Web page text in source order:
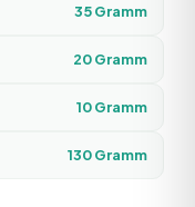
35Gramm
20Gramm
10Gramm
130Gramm